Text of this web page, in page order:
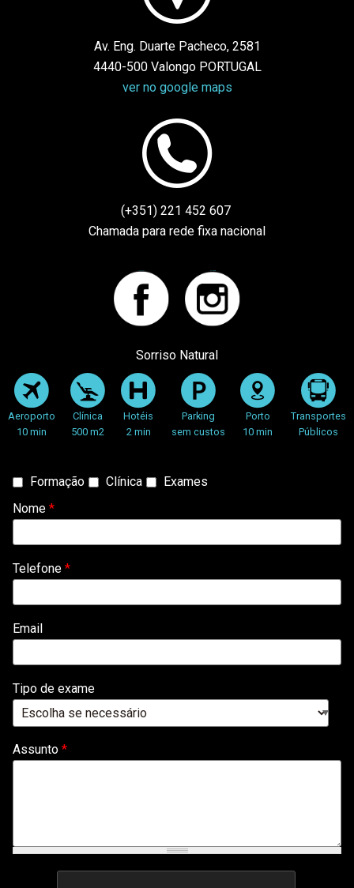
Av. Eng. Duarte Pacheco, 2581
4440-500 Valongo PORTUGAL
ver no google maps
(+351) 221 452 607
Chamada para rede fixa nacional
Sorriso Natural
Aeroporto
10 min
Clínica
500 m2
Hotéis
2 min
Parking
sem custos
Porto
10 min
Transportes
Públicos
Tipo
Contacto
Formação Clínica
Exames
Nome *
Telefone *
Email
Tipo de exame
Assunto *